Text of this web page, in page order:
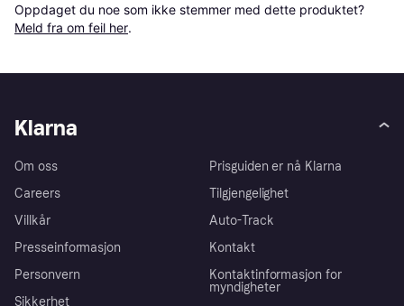
Oppdaget du noe som ikke stemmer med dette produktet?
Meld fra om feil her.
Klarna
Om oss
Careers
Villkår
Presseinformasjon
Personvern
Sikkerhet
Prisguiden er nå Klarna
Tilgjengelighet
Auto-Track
Kontakt
Kontaktinformasjon for
myndigheter